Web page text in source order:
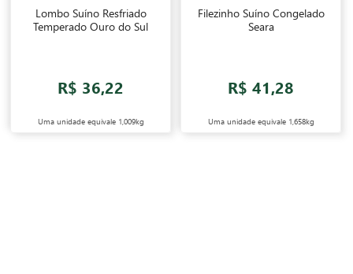
Lombo Suíno Resfriado
Temperado Ouro do Sul
R$ 36,22
Uma unidade equivale 1,009kg
Filezinho Suíno Congelado
Seara
R$ 41,28
Uma unidade equivale 1,658kg